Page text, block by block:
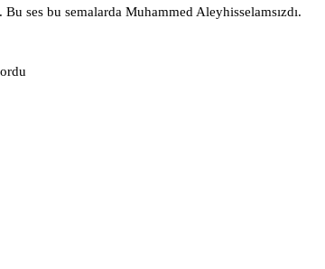
ses bu semalarda Muhammed Aleyhisselamsızdı.